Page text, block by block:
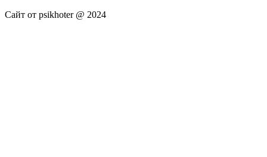
Сайт от psikhoter @ 2024